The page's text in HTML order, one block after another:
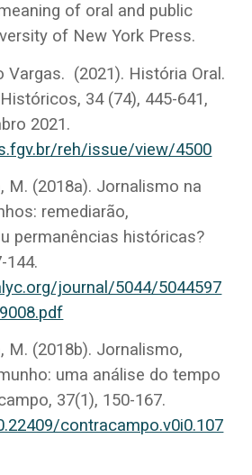
of oral and public
of New York Press.
Vargas. (2021). História Oral.
34 (74), 445-641,
2021.
reh/issue/view/4500
M. (2018a). Jornalismo na
remediarão,
permanências históricas?
144.
journal/5044/5044597
M. (2018b). Jornalismo,
uma análise do tempo
37(1), 150-167.
contracampo.v0i0.107